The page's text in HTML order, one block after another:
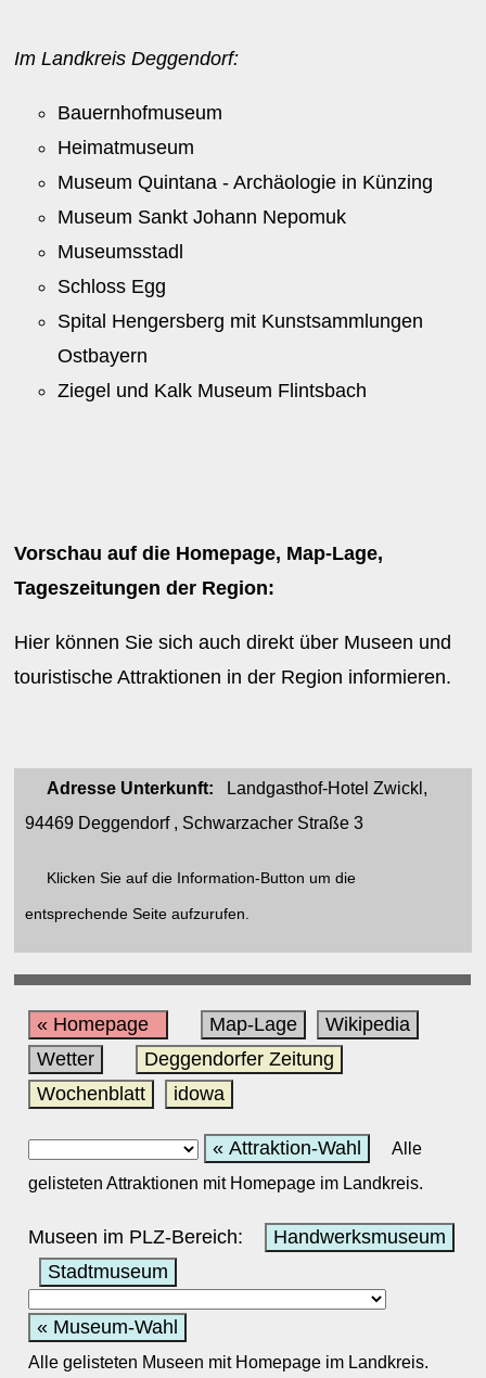
Im Landkreis Deggendorf:
Bauernhofmuseum
Heimatmuseum
Museum Quintana - Archäologie in Künzing
Museum Sankt Johann Nepomuk
Museumsstadl
Schloss Egg
Spital Hengersberg mit Kunstsammlungen
Ostbayern
Ziegel und Kalk Museum Flintsbach
Vorschau auf die Homepage, Map-Lage,
Tageszeitungen der Region:
Hier können Sie sich auch direkt über Museen und
touristische Attraktionen in der Region informieren.
Adresse Unterkunft: Landgasthof-Hotel Zwickl,
94469 Deggendorf , Schwarzacher Straße 3
Klicken Sie auf die Information-Button um die
entsprechende Seite aufzurufen.